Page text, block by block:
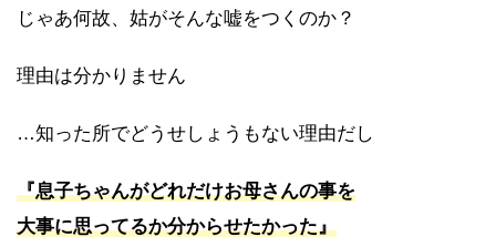
じゃあ何故、姑がそんな嘘をつくのか？
理由は分かりません
…知った所でどうせしょうもない理由だし
『息子ちゃんがどれだけお母さんの事を
大事に思ってるか分からせたかった』